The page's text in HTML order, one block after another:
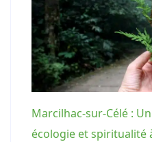
Marcilhac-sur-Célé :
écologie et spiritualité